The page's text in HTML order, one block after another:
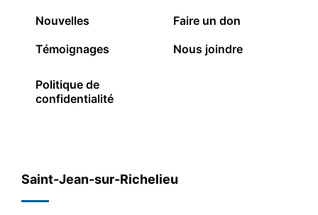
Nouvelles
Témoignages
Faire un don
Nous joindre
Politique de
confidentialité
Saint-Jean-sur-Richelieu